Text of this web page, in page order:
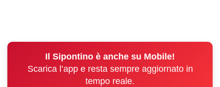
Il Sipontino è anche su Mobile!
Scarica l’app e resta sempre aggiornato in
tempo reale.